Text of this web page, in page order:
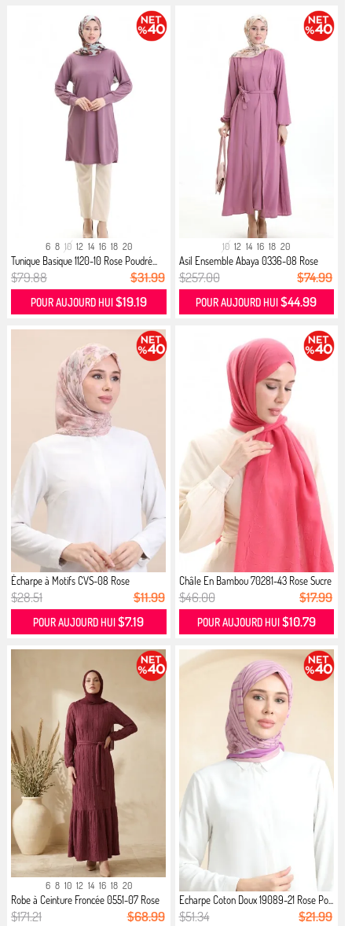
6 8 10 12 14 16 18 20
Tunique Basique 1120-10 Rose Poudré...
$79.88 $31.99
POUR AUJOURD HUI $19.19
10 12 14 16 18 20
Asil Ensemble Abaya 0336-08 Rose
Po...
$257.00 $74.99
POUR AUJOURD HUI$44.99
Écharpe à Motifs CVS-08 Rose
$28.51 $11.99
POUR AUJOURD HUI$7.19
Châle En Bambou 70281-43 Rose Sucre
$46.00 $17.99
POUR AUJOURD HUI $10.79
6 8 10 12 14 16 18 20
Robe à Ceinture Froncée 0551-07 Rose
$171.21 $68.99
Echarpe Coton Doux 19089-21 Rose Po...
$51.34 $21.99